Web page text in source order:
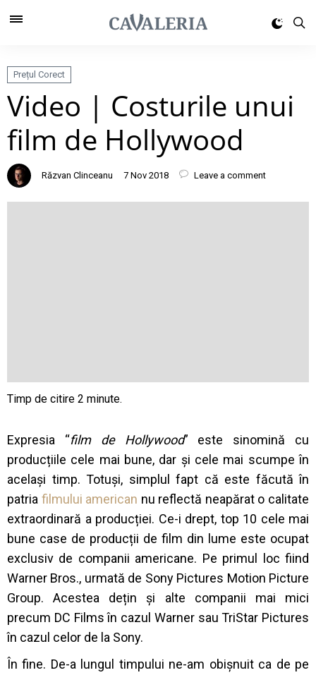
Prețul Corect
Video | Costurile unui
film de Hollywood
Răzvan Clinceanu 7 Nov 2018 Leave a comment
Expresia “film de Hollywood” este sinomină cu
producțiile cele mai bune, dar și cele mai scumpe în
același timp. Totuși, simplul fapt că este făcută în
patria filmului american nu reflectă neapărat o calitate
extraordinară a producției. Ce-i drept, top 10 cele mai
bune case de producții de film din lume este ocupat
exclusiv de companii americane. Pe primul loc fiind
Warner Bros., urmată de Sony Pictures Motion Picture
Group. Acestea dețin și alte companii mai mici
precum DC Films în cazul Warner sau TriStar Pictures
în cazul celor de la Sony.
În fine. De-a lungul timpului ne-am obișnuit ca de pe